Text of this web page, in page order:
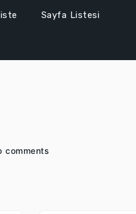
Sayfa Listesi
comments